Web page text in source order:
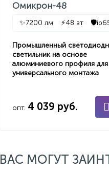
Омикрон-48
✨7200 лм ⚡48 вт 🛡️
Промышленный
светильник на основе
алюминиевого профиля для
универсального монтажа
опт. 4 039 руб.
ВАС МОГУТ